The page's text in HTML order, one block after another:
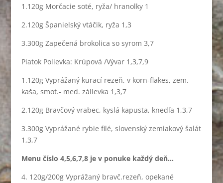
1.120g Morčacie soté, ryža/ hranolky 1
2.120g Španielský vtáčik, ryža 1,3
3.300g Zapečená brokolica so syrom 3,7
Piatok Polievka: Krúpová /Vývar 1,3,7,9
1.120g Vyprážaný kurací rezeň, v korn-flakes, zem.
kaša, smot.- med. zálievka 1,3,7
2.120g Bravčový vrabec, kyslá kapusta, knedľa 1,3,7
3.300g Vyprážané rybie filé, slovenský zemiakový šalát
1,3,7
Menu číslo 4,5,6,7,8 je v ponuke každý deň…
4. 120g/200g Vyprážaný bravč.rezeň, opekané